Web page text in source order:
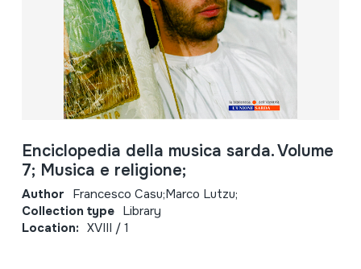
Enciclopedia della musica sarda. Volume
7; Musica e religione;
Author Francesco Casu;Marco Lutzu;
Collection type Library
Location: XVIII / 1